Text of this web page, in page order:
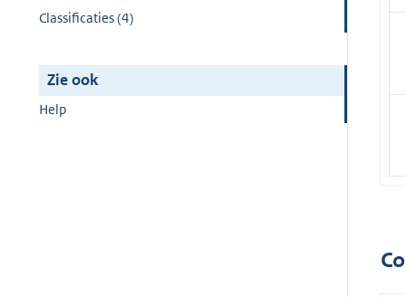
Classificaties (4)
Zie ook
Help